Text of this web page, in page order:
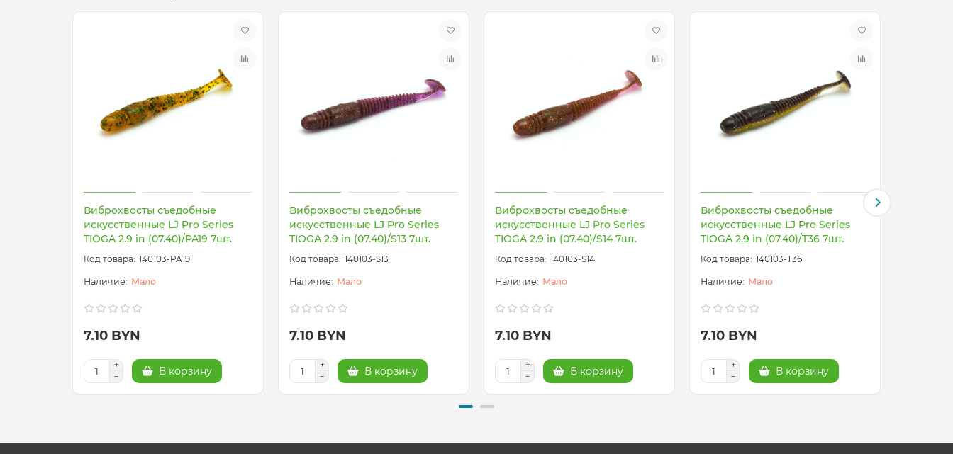
Виброхвосты съедобные
искусственные LJ Pro Series
TIOGA 2.9 in (07.40)/PA19 7шт.
140103-PA19
Мало
7.10 BYN
В корзину
Виброхвосты съедобные
искусственные LJ Pro Series
TIOGA 2.9 in (07.40)/S13 7шт.
140103-S13
Мало
7.10 BYN
В корзину
Виброхвосты съедобные
искусственные LJ Pro Series
TIOGA 2.9 in (07.40)/S14 7шт.
140103-S14
Мало
7.10 BYN
В корзину
Виброхвосты съедобные
искусственные LJ Pro Series
TIOGA 2.9 in (07.40)/T36 7шт.
140103-T36
Мало
7.10 BYN
В корзину